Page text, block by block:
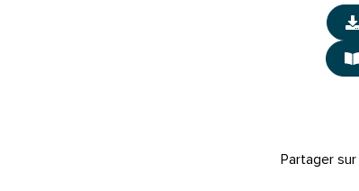
Partager sur